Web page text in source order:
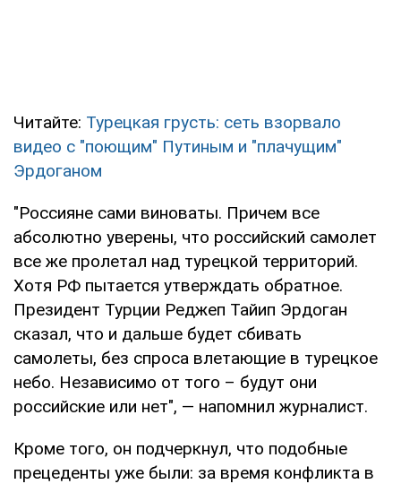
Читайте: Турецкая грусть: сеть взорвало
видео с "поющим" Путиным и "плачущим"
Эрдоганом
"Россияне сами виноваты. Причем все
абсолютно уверены, что российский самолет
все же пролетал над турецкой территорий.
Хотя РФ пытается утверждать обратное.
Президент Турции Реджеп Тайип Эрдоган
сказал, что и дальше будет сбивать
самолеты, без спроса влетающие в турецкое
небо. Независимо от того – будут они
российские или нет", — напомнил журналист.
Кроме того, он подчеркнул, что подобные
прецеденты уже были: за время конфликта в